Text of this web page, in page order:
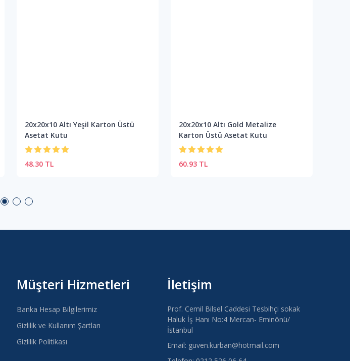
20x20x10 Altı Yeşil Karton Üstü
Asetat Kutu
48.30 TL
20x20x10 Altı Gold Metalize
Karton Üstü Asetat Kutu
60.93 TL
Müşteri Hizmetleri
Banka Hesap Bilgilerimiz
Gizlilik ve Kullanım Şartları
Gizlilik Politikası
İletişim
Prof. Cemil Bilsel Caddesi Tesbihçi sokak
Haluk İş Hanı No:4 Mercan- Eminönü/
İstanbul
Email: guven.kurban@hotmail.com